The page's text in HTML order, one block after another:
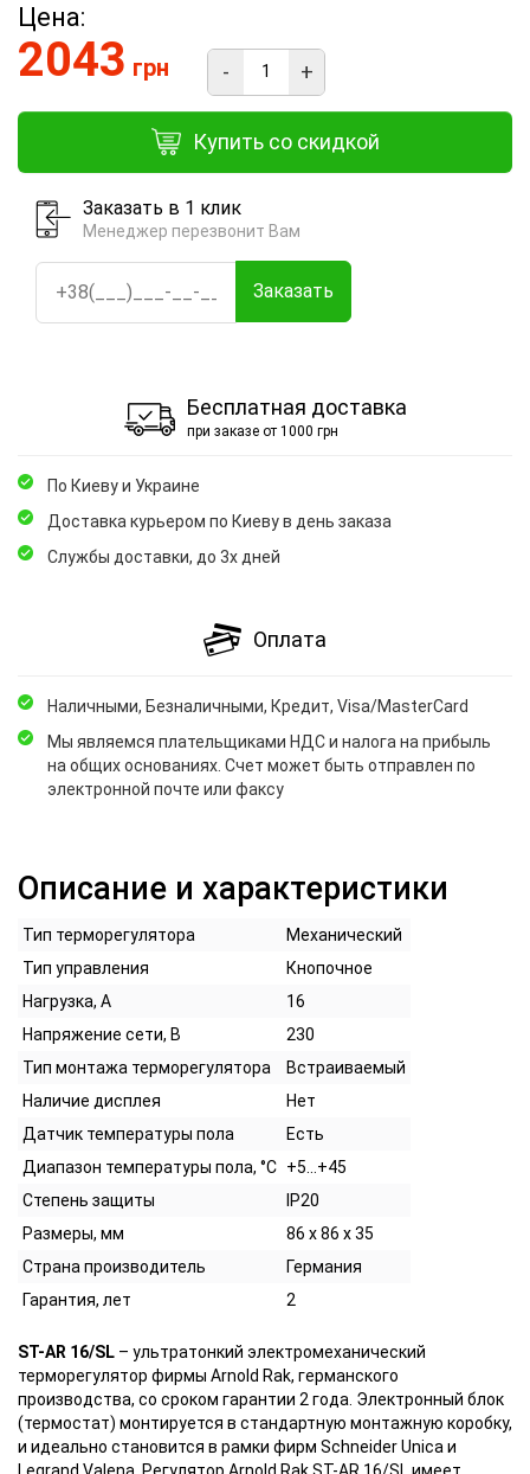
Цена:
2043 грн - +
Купить со скидкой
Заказать в 1 клик
Менеджер перезвонит Вам
Заказать
Бесплатная доставка
при заказе от 1000 грн
По Киеву и Украине
Доставка курьером по Киеву в день заказа
Службы доставки, до 3х дней
Оплата
Наличными, Безналичными, Кредит, Visa/MasterCard
Мы являемся плательщиками НДС и налога на прибыль
на общих основаниях. Счет может быть отправлен по
электронной почте или факсу
Описание и характеристики
Тип терморегулятора
Механический
Тип управления
Кнопочное
Нагрузка, А
16
Напряжение сети, В
230
Тип монтажа терморегулятора
Встраиваемый
Наличие дисплея
Нет
Датчик температуры пола
Есть
Диапазон температуры пола, °С +5…+45
Степень защиты
IP20
Размеры, мм
86 х 86 х 35
Страна производитель
Германия
Гарантия, лет
2
ST-AR 16/SL – ультратонкий электромеханический
терморегулятор фирмы Arnold Rak, германского
производства, со сроком гарантии 2 года. Электронный блок
(термостат) монтируется в стандартную монтажную коробку,
и идеально становится в рамки фирм Schneider Unica и